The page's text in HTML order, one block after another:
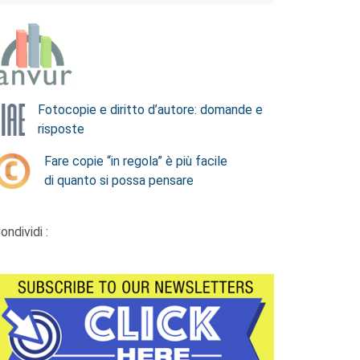
Fotocopie e diritto d’autore: domande e
risposte
Fare copie “in regola” è più facile
di quanto si possa pensare
: